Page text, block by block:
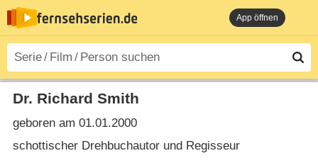
App öffnen
Dr. Richard Smith
geboren am 01.01.2000
schottischer Drehbuchautor und Regisseur